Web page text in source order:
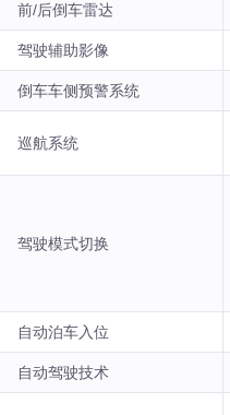
前/后倒车雷达
驾驶辅助影像
倒车车侧预警系统
巡航系统
驾驶模式切换
自动泊车入位
自动驾驶技术